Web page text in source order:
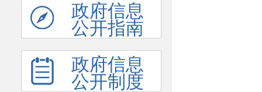
政府信息
公开指南
政府信息
公开制度